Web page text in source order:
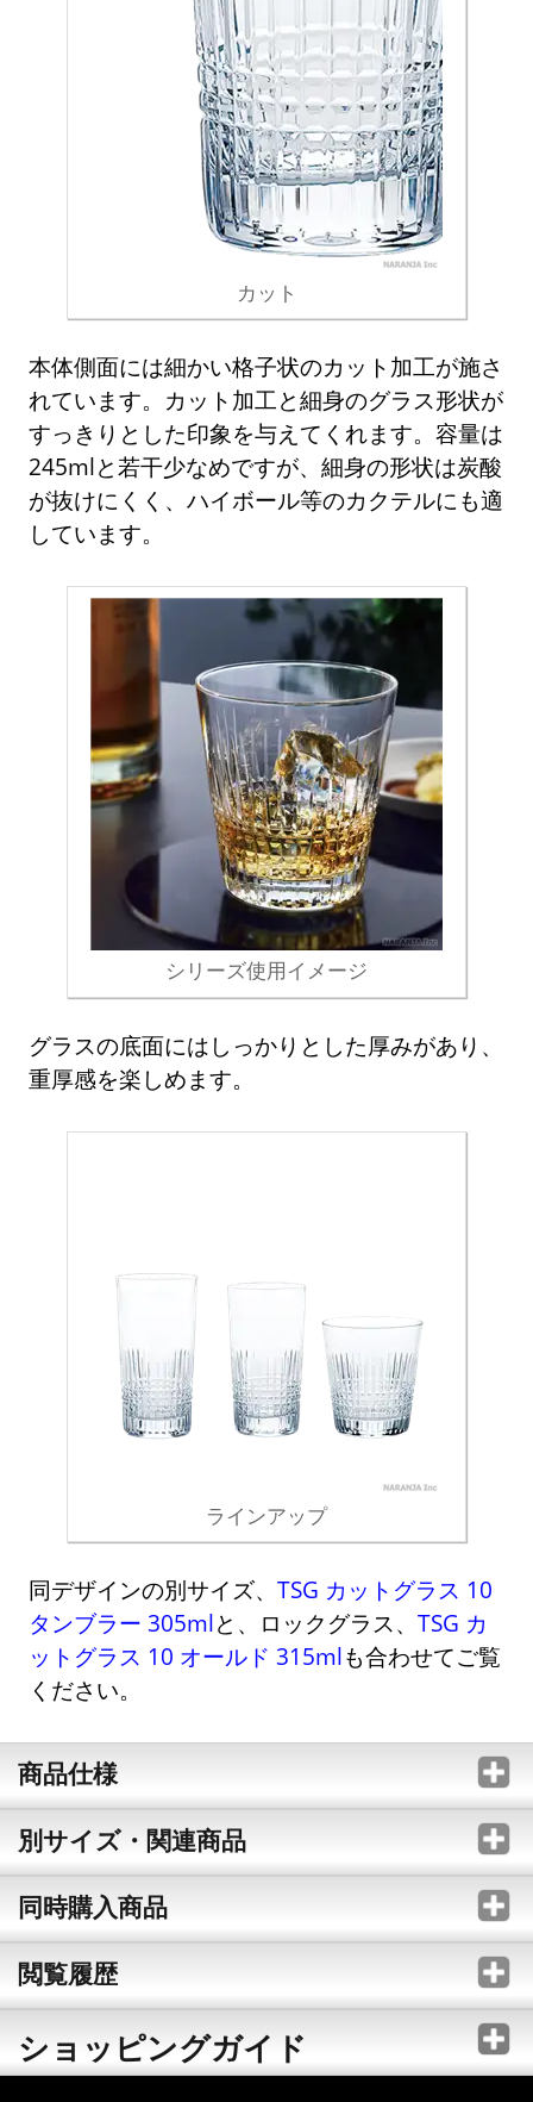
カット
本体側面には細かい格子状のカット加工が施さ
れています。カット加工と細身のグラス形状が
すっきりとした印象を与えてくれます。容量は
245mlと若干少なめですが、細身の形状は炭酸
が抜けにくく、ハイボール等のカクテルにも適
しています。
シリーズ使用イメージ
グラスの底面にはしっかりとした厚みがあり、
重厚感を楽しめます。
ラインアップ
同デザインの別サイズ、TSG カットグラス 10
タンブラー 305mlと、ロックグラス、TSG カ
ットグラス 10 オールド 315mlも合わせてご覧
ください。
商品仕様
別サイズ・関連商品
同時購入商品
閲覧履歴
ショッピングガイド